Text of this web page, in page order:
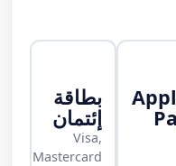
بطاقة
إئتمان
Visa,
Mastercard